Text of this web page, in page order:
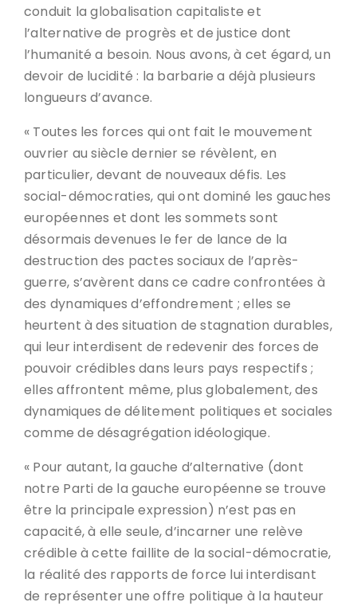
conduit la globalisation capitaliste et
l’alternative de progrès et de justice dont
l’humanité a besoin. Nous avons, à cet égard, un
devoir de lucidité : la barbarie a déjà plusieurs
longueurs d’avance.
« Toutes les forces qui ont fait le mouvement
ouvrier au siècle dernier se révèlent, en
particulier, devant de nouveaux défis. Les
social-démocraties, qui ont dominé les gauches
européennes et dont les sommets sont
désormais devenues le fer de lance de la
destruction des pactes sociaux de l’après-
guerre, s’avèrent dans ce cadre confrontées à
des dynamiques d’effondrement ; elles se
heurtent à des situation de stagnation durables,
qui leur interdisent de redevenir des forces de
pouvoir crédibles dans leurs pays respectifs ;
elles affrontent même, plus globalement, des
dynamiques de délitement politiques et sociales
comme de désagrégation idéologique.
« Pour autant, la gauche d’alternative (dont
notre Parti de la gauche européenne se trouve
être la principale expression) n’est pas en
capacité, à elle seule, d’incarner une relève
crédible à cette faillite de la social-démocratie,
la réalité des rapports de force lui interdisant
de représenter une offre politique à la hauteur